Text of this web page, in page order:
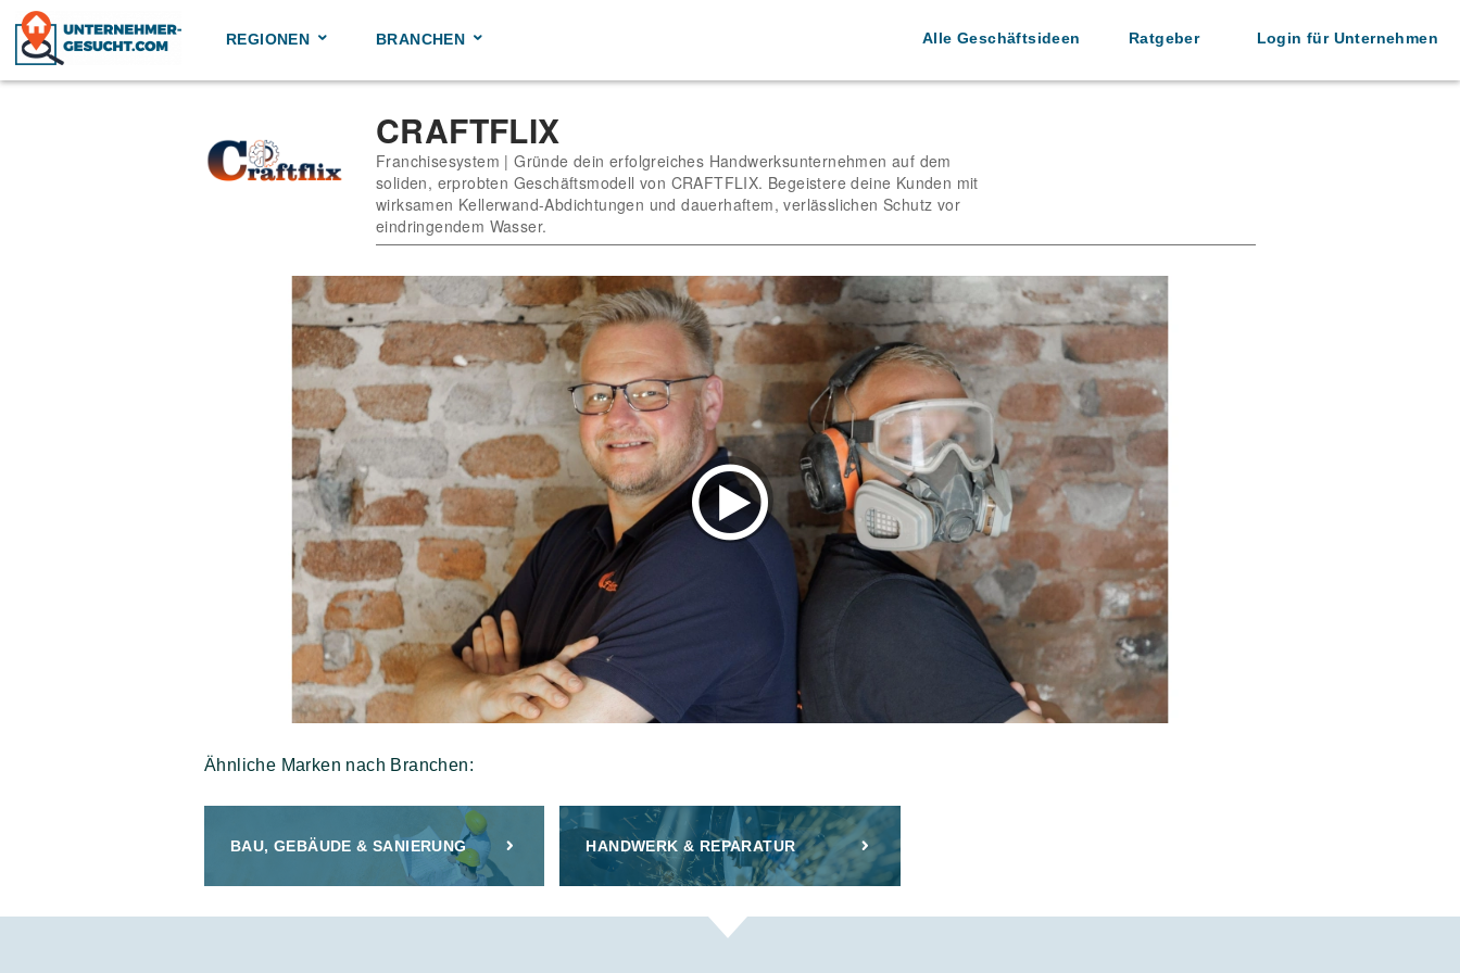
Skip
content
REGIONEN BRANCHEN Alle Geschäftsideen Ratgeber Login für Unternehmen
CRAFTFLIX
Franchisesystem | Gründe dein erfolgreiches Handwerksunternehmen auf dem
soliden, erprobten Geschäftsmodell von CRAFTFLIX. Begeistere deine Kunden mit
wirksamen Kellerwand-Abdichtungen und dauerhaftem, verlässlichen Schutz vor
eindringendem Wasser.
Ähnliche Marken nach Branchen:
BAU, GEBÄUDE & SANIERUNG HANDWERK & REPARATUR